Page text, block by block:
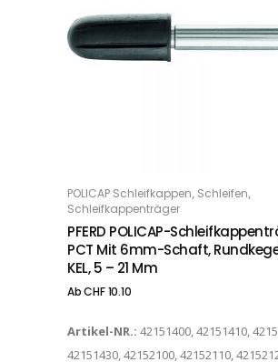
OPTIONS
POLICAP Schleifkappen, Schleifen,
Schleifkappenträger
PFERD POLICAP-
PCT Mit 6mm-Schaft,
KEL, 5 – 21 Mm
AbCHF10.10
Artikel-NR.: 42151400, 42151410,
42151430, 42152100, 42152110,